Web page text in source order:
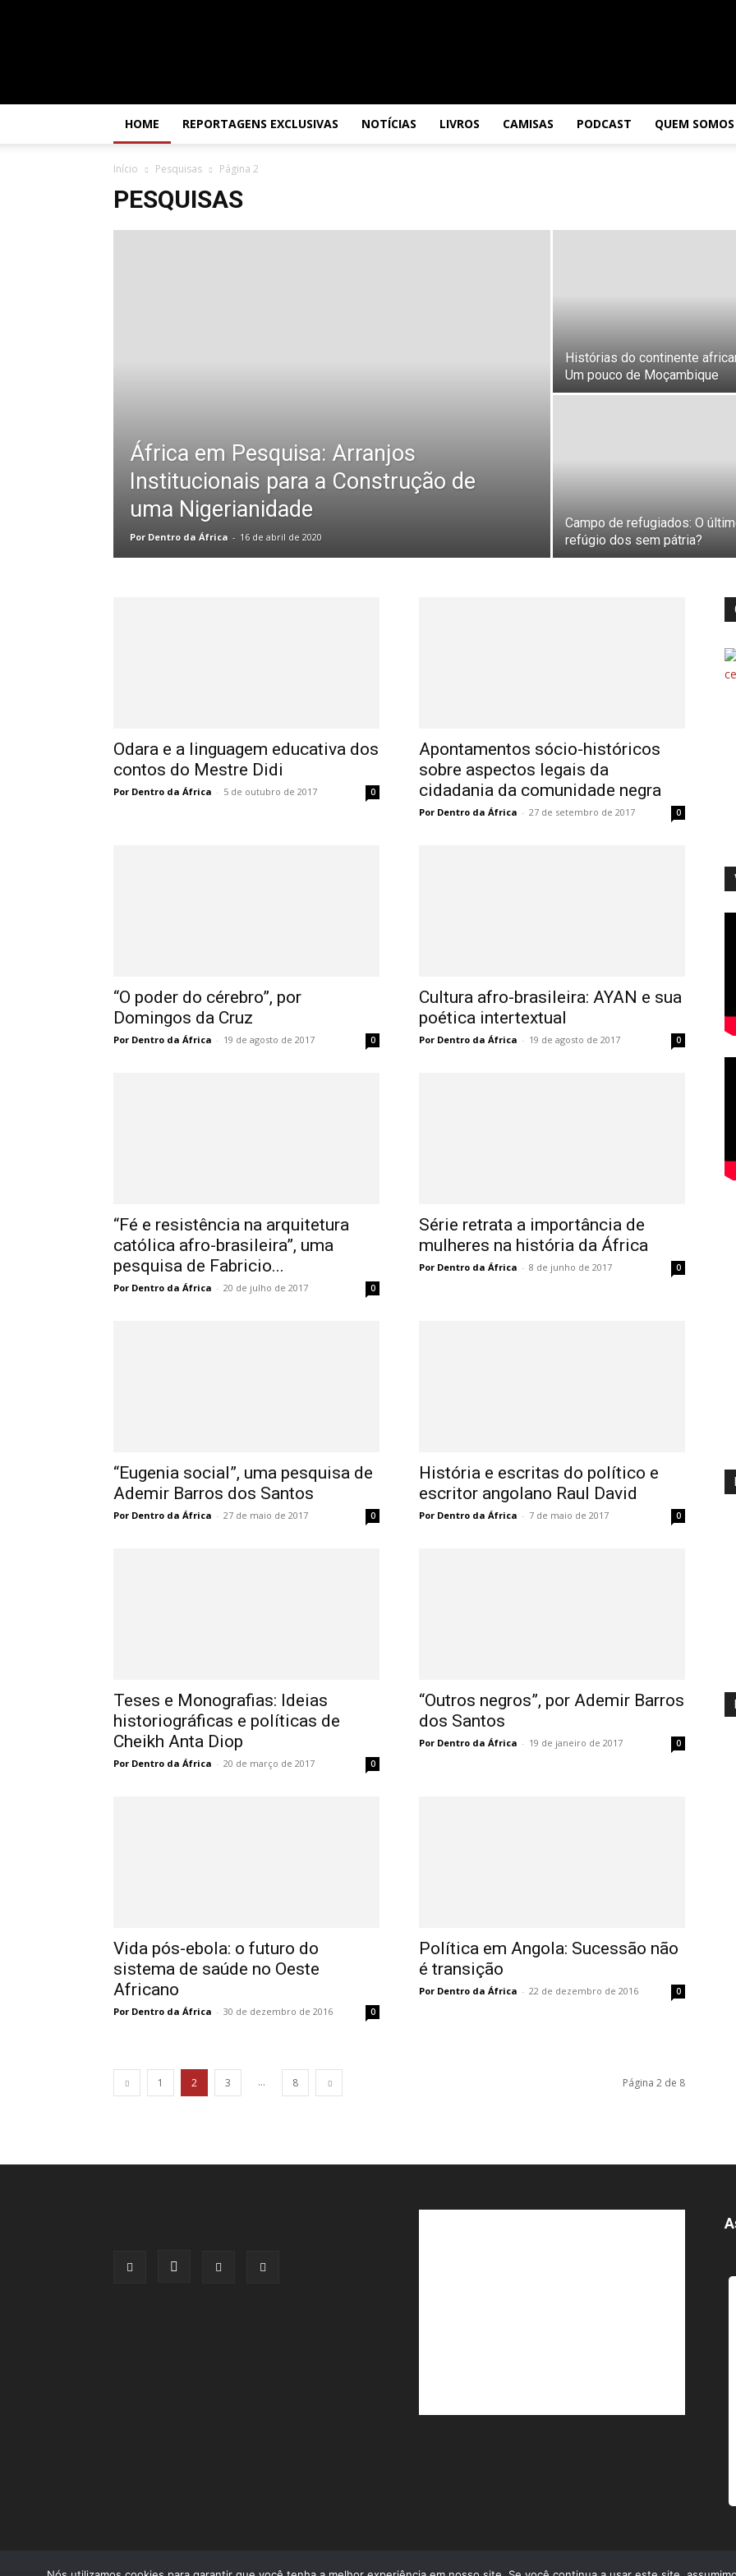
HOME REPORTAGENS EXCLUSIVAS NOTÍCIAS LIVROS CAMISAS PODCAST QUEM SOMOS
Início Pesquisas Página 2
PESQUISAS
África em Pesquisa: Arranjos
Institucionais para a Construção de
uma Nigerianidade
Por Dentro da África - 16 de abril de 2020
Histórias do continente
Um pouco de Moçambique
Campo de refugiados: O
refúgio dos sem pátria?
Odara e a linguagem educativa dos
contos do Mestre Didi
Por Dentro da África - 5 de outubro de 2017 0
Apontamentos sócio-históricos
sobre aspectos legais da
cidadania da comunidade negra
Por Dentro da África - 27 de setembro de 2017 0
“O poder do cérebro”, por
Domingos da Cruz
Por Dentro da África - 19 de agosto de 2017 0
Cultura afro-brasileira: AYAN e sua
poética intertextual
Por Dentro da África - 19 de agosto de 2017 0
“Fé e resistência na arquitetura
católica afro-brasileira”, uma
pesquisa de Fabricio...
Por Dentro da África - 20 de julho de 2017 0
Série retrata a importância de
mulheres na história da África
Por Dentro da África - 8 de junho de 2017 0
“Eugenia social”, uma pesquisa de
Ademir Barros dos Santos
Por Dentro da África - 27 de maio de 2017 0
História e escritas do político e
escritor angolano Raul David
Por Dentro da África - 7 de maio de 2017 0
Teses e Monografias: Ideias
historiográficas e políticas de
Cheikh Anta Diop
Por Dentro da África - 20 de março de 2017 0
“Outros negros”, por Ademir Barros
dos Santos
Por Dentro da África - 19 de janeiro de 2017 0
Vida pós-ebola: o futuro do
sistema de saúde no Oeste
Africano
Por Dentro da África - 30 de dezembro de 2016 0
Política em Angola: Sucessão não
é transição
Por Dentro da África - 22 de dezembro de 2016 0
1 2 3 ... 8 Página 2 de 8